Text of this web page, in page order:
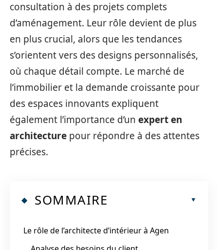
consultation à des projets complets
d’aménagement. Leur rôle devient de plus
en plus crucial, alors que les tendances
s’orientent vers des designs personnalisés,
où chaque détail compte. Le marché de
l’immobilier et la demande croissante pour
des espaces innovants expliquent
également l’importance d’un expert en
architecture pour répondre à des attentes
précises.
SOMMAIRE
Le rôle de l’architecte d’intérieur à Agen